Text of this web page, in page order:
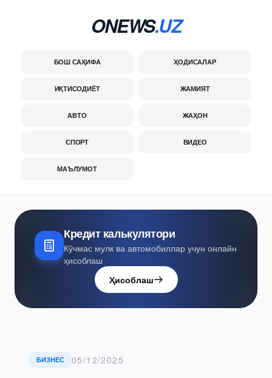
ONEWS.UZ
БОШ САҲИФА ҲОДИСАЛАР
ИҚТИСОДИЁТ ЖАМИЯТ
АВТО ЖАҲОН
СПОРТ ВИДЕО
МАЪЛУМОТ
Кредит калькулятори
Кўчмас мулк ва автомобиллар учун онлайн
ҳисоблаш
Ҳисоблаш
БИЗНЕС 05/12/2025